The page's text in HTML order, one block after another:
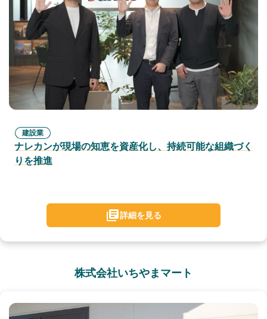
建設業
ナレカンが現場の知恵を資産化し、持続可能な組織づく
りを推進
詳細を見る
株式会社いちやまマート